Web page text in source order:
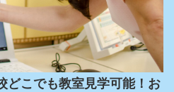
どこでも教室見学可能！お